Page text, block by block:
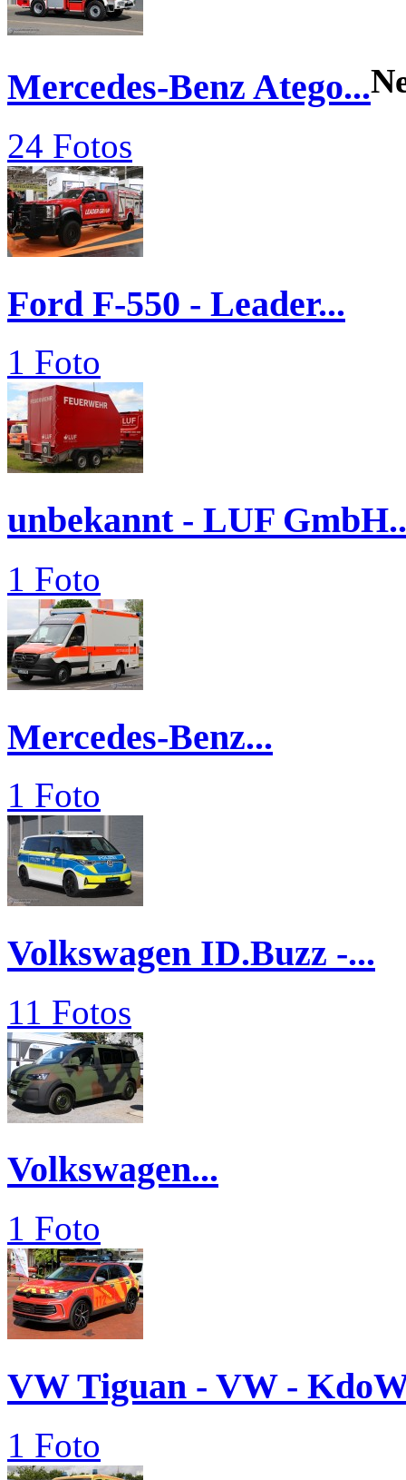
Mercedes-Benz Atego...
24 Fotos
Ford F-550 - Leader...
1 Foto
unbekannt - LUF
1 Foto
Mercedes-Benz...
1 Foto
Volkswagen ID.Buzz -...
11 Fotos
Volkswagen...
1 Foto
VW Tiguan - VW -
1 Foto